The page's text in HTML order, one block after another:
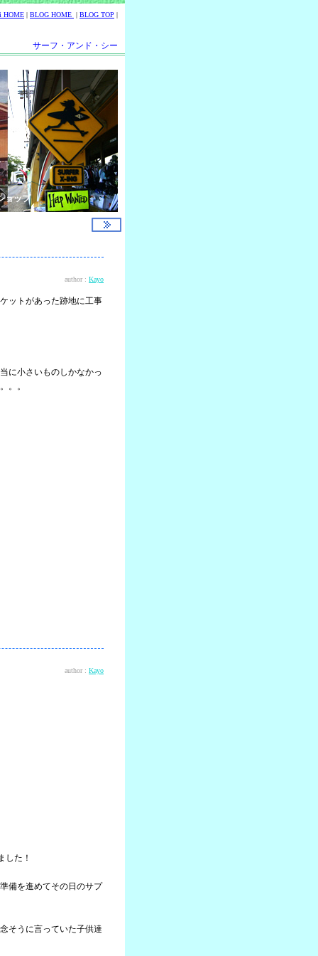
HOME | BLOG HOME | BLOG TOP |
サーフ・アンド・シー
ョップ
author : Kayo
トがあった跡地に工事
に小さいものしかなかっ
。。
author : Kayo
した！
備を進めてその日のサプ
そうに言っていた子供達